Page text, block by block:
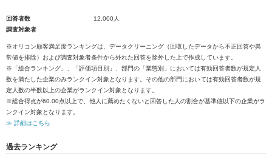
回答者数
12,000人
調査対象者
※オリコン顧客満足度ランキングは、データクリーニング（回収したデータから不正回答や異
常値を排除）および調査対象者条件から外れた回答を除外した上で作成しています。
※「総合ランキング」、「評価項目別」、部門の「業態別」においては有効回答者数が規定人
数を満たした企業のみランクイン対象となります。その他の部門においては有効回答者数が規
定人数の半数以上の企業がランクイン対象となります。
※総合得点が60.00点以上で、他人に薦めたくないと回答した人の割合が基準値以下の企業がラ
ンクイン対象となります。
≫ 詳細はこちら
過去ランキング